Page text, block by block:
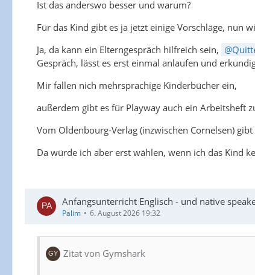
Ist das anderswo besser und warum?
Für das Kind gibt es ja jetzt einige Vorschläge, nun
Ja, da kann ein Elterngespräch hilfreich sein,
Gespräch, lässt es erst einmal anlaufen und
Mir fallen nich mehrsprachige Kinderbücher ein,
außerdem gibt es für Playway auch ein Arbeitsheft
Vom Oldenbourg-Verlag (inzwischen Cornelsen)
Da würde ich aber erst wählen, wenn ich das Kind
Anfangsunterricht Englisch - und native
Palim 6. August 2026 19:32
Zitat von Gymshark